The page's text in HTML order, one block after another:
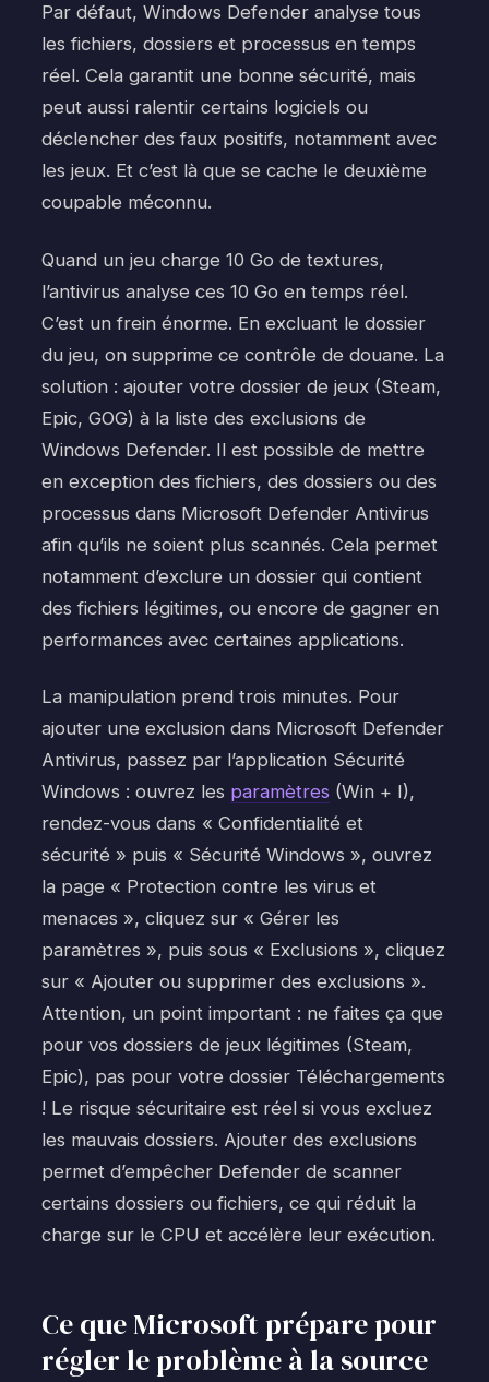
Par défaut, Windows Defender analyse tous
les fichiers, dossiers et processus en temps
réel. Cela garantit une bonne sécurité, mais
peut aussi ralentir certains logiciels ou
déclencher des faux positifs, notamment avec
les jeux. Et c’est là que se cache le deuxième
coupable méconnu.
Quand un jeu charge 10 Go de textures,
l’antivirus analyse ces 10 Go en temps réel.
C’est un frein énorme. En excluant le dossier
du jeu, on supprime ce contrôle de douane. La
solution : ajouter votre dossier de jeux (Steam,
Epic, GOG) à la liste des exclusions de
Windows Defender. Il est possible de mettre
en exception des fichiers, des dossiers ou des
processus dans Microsoft Defender Antivirus
afin qu’ils ne soient plus scannés. Cela permet
notamment d’exclure un dossier qui contient
des fichiers légitimes, ou encore de gagner en
performances avec certaines applications.
La manipulation prend trois minutes. Pour
ajouter une exclusion dans Microsoft Defender
Antivirus, passez par l’application Sécurité
Windows : ouvrez les paramètres (Win + I),
rendez-vous dans « Confidentialité et
sécurité » puis « Sécurité Windows », ouvrez
la page « Protection contre les virus et
menaces », cliquez sur « Gérer les
paramètres », puis sous « Exclusions », cliquez
sur « Ajouter ou supprimer des exclusions ».
Attention, un point important : ne faites ça que
pour vos dossiers de jeux légitimes (Steam,
Epic), pas pour votre dossier Téléchargements
! Le risque sécuritaire est réel si vous excluez
les mauvais dossiers. Ajouter des exclusions
permet d’empêcher Defender de scanner
certains dossiers ou fichiers, ce qui réduit la
charge sur le CPU et accélère leur exécution.
Ce que Microsoft prépare pour
régler le problème à la source